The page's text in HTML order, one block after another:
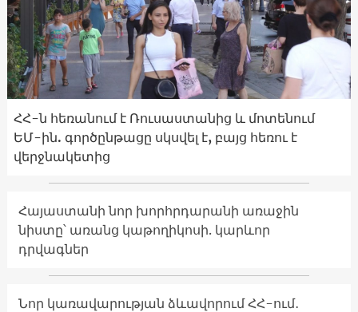
ՀՀ-ն հեռանում է Ռուսաստանից և մոտենում
ԵՄ-ին. գործընթացը սկսվել է, բայց հեռու է
վերջնակետից
Հայաստանի նոր խորհրդարանի առաջին
նիստը՝ առանց կաթողիկոսի. կարևոր
դրվագներ
Նոր կառավարության ձևավորում ՀՀ-ում․